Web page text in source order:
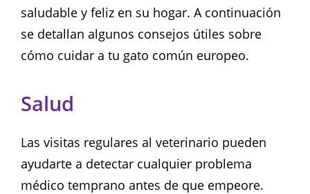
saludable y feliz en su hogar. A continuación
se detallan algunos consejos útiles sobre
cómo cuidar a tu gato común europeo.
Salud
Las visitas regulares al veterinario pueden
ayudarte a detectar cualquier problema
médico temprano antes de que empeore.